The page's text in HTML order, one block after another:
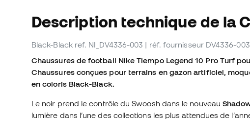
Description technique de la
Black-Black ref. NI_DV4336-003 | réf. fournisseur DV4336-003
Chaussures de football Nike Tiempo Legend 10 Pro Turf
Chaussures conçues pour terrains en gazon artificiel,
en coloris Black-Black.
Le noir prend le contrôle du Swoosh dans le nouveau
lumière dans l’une des collections les plus attendues de